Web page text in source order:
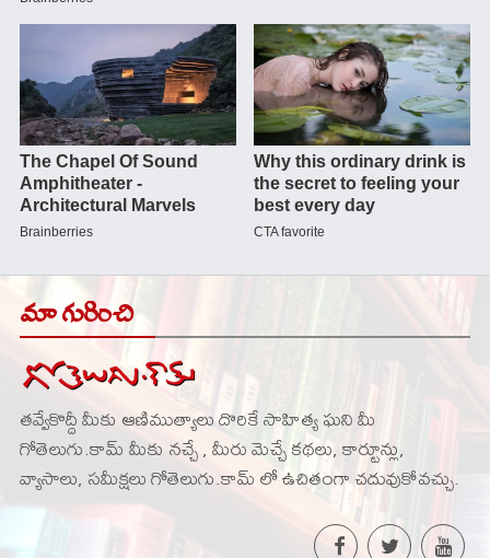
మా గురించి
తవ్వేకొద్దీ మీకు ఆణిముత్యాలు దొరికే సాహిత్య ఘని మీ
గోతెలుగు.కామ్ మీకు నచ్చే , మీరు మెచ్చే కథలు, కార్టూన్లు,
వ్యాసాలు, సమీక్షలు గోతెలుగు.కామ్ లో ఉచితంగా చదువుకోవచ్చు.